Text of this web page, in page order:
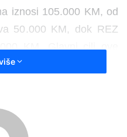
iznosi 105.000 KM, od
50.000 KM, dok REZ
nezaposlenih
neophodna za